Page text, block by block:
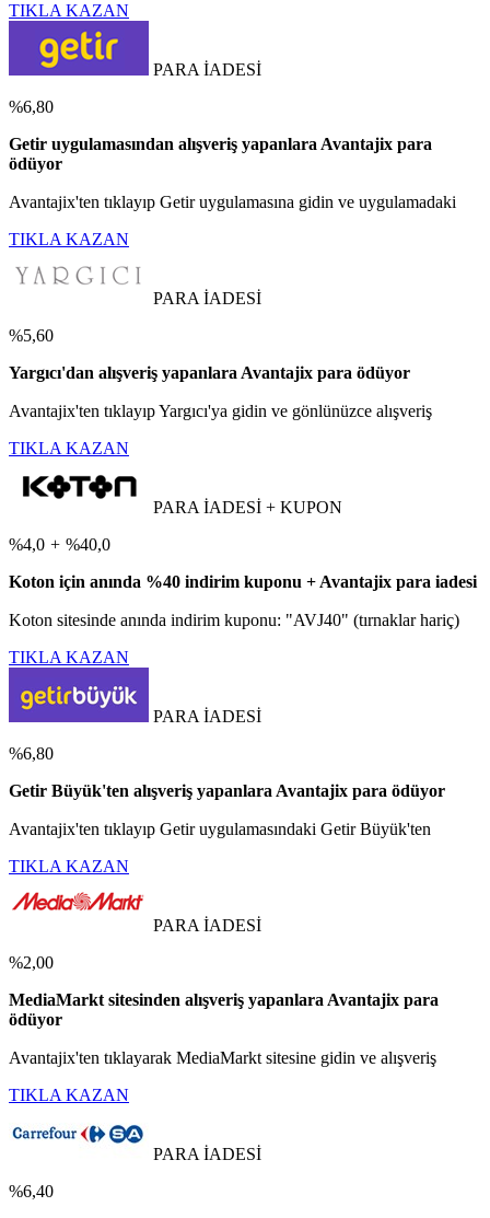
TIKLA KAZAN
PARA İADESİ
%6,80
Getir uygulamasından alışveriş yapanlara Avantajix para
ödüyor
Avantajix'ten tıklayıp Getir uygulamasına gidin ve uygulamadaki
TIKLA KAZAN
PARA İADESİ
%5,60
Yargıcı'dan alışveriş yapanlara Avantajix para ödüyor
Avantajix'ten tıklayıp Yargıcı'ya gidin ve gönlünüzce alışveriş
TIKLA KAZAN
PARA İADESİ + KUPON
%4,0 + %40,0
Koton için anında %40 indirim kuponu + Avantajix para iadesi
Koton sitesinde anında indirim kuponu: "AVJ40" (tırnaklar hariç)
TIKLA KAZAN
PARA İADESİ
%6,80
Getir Büyük'ten alışveriş yapanlara Avantajix para ödüyor
Avantajix'ten tıklayıp Getir uygulamasındaki Getir Büyük'ten
TIKLA KAZAN
PARA İADESİ
%2,00
MediaMarkt sitesinden alışveriş yapanlara Avantajix para
ödüyor
Avantajix'ten tıklayarak MediaMarkt sitesine gidin ve alışveriş
TIKLA KAZAN
PARA İADESİ
%6,40